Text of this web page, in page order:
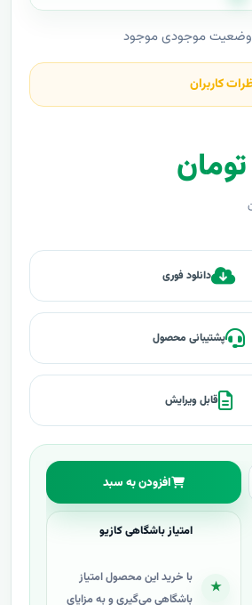
وضعیت موجودی موجود
کاربران
دانلود فوری
پشتیبانی محصول
قابل ویرایش
افزودن به سبد
★
امتیاز باشگاهی کازیو
با خرید این محصول امتیاز
باشگاهی می‌گیری و به مزایای